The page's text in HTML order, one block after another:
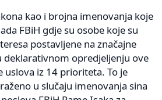
kao i brojna imenovanja koje
FBiH gdje su osobe koje su
postavljene na značajne
deklarativnom opredjeljenju ove
uslova iz 14 prioriteta. To je
u slučaju imenovanja sina